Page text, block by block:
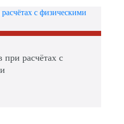
при расчётах с